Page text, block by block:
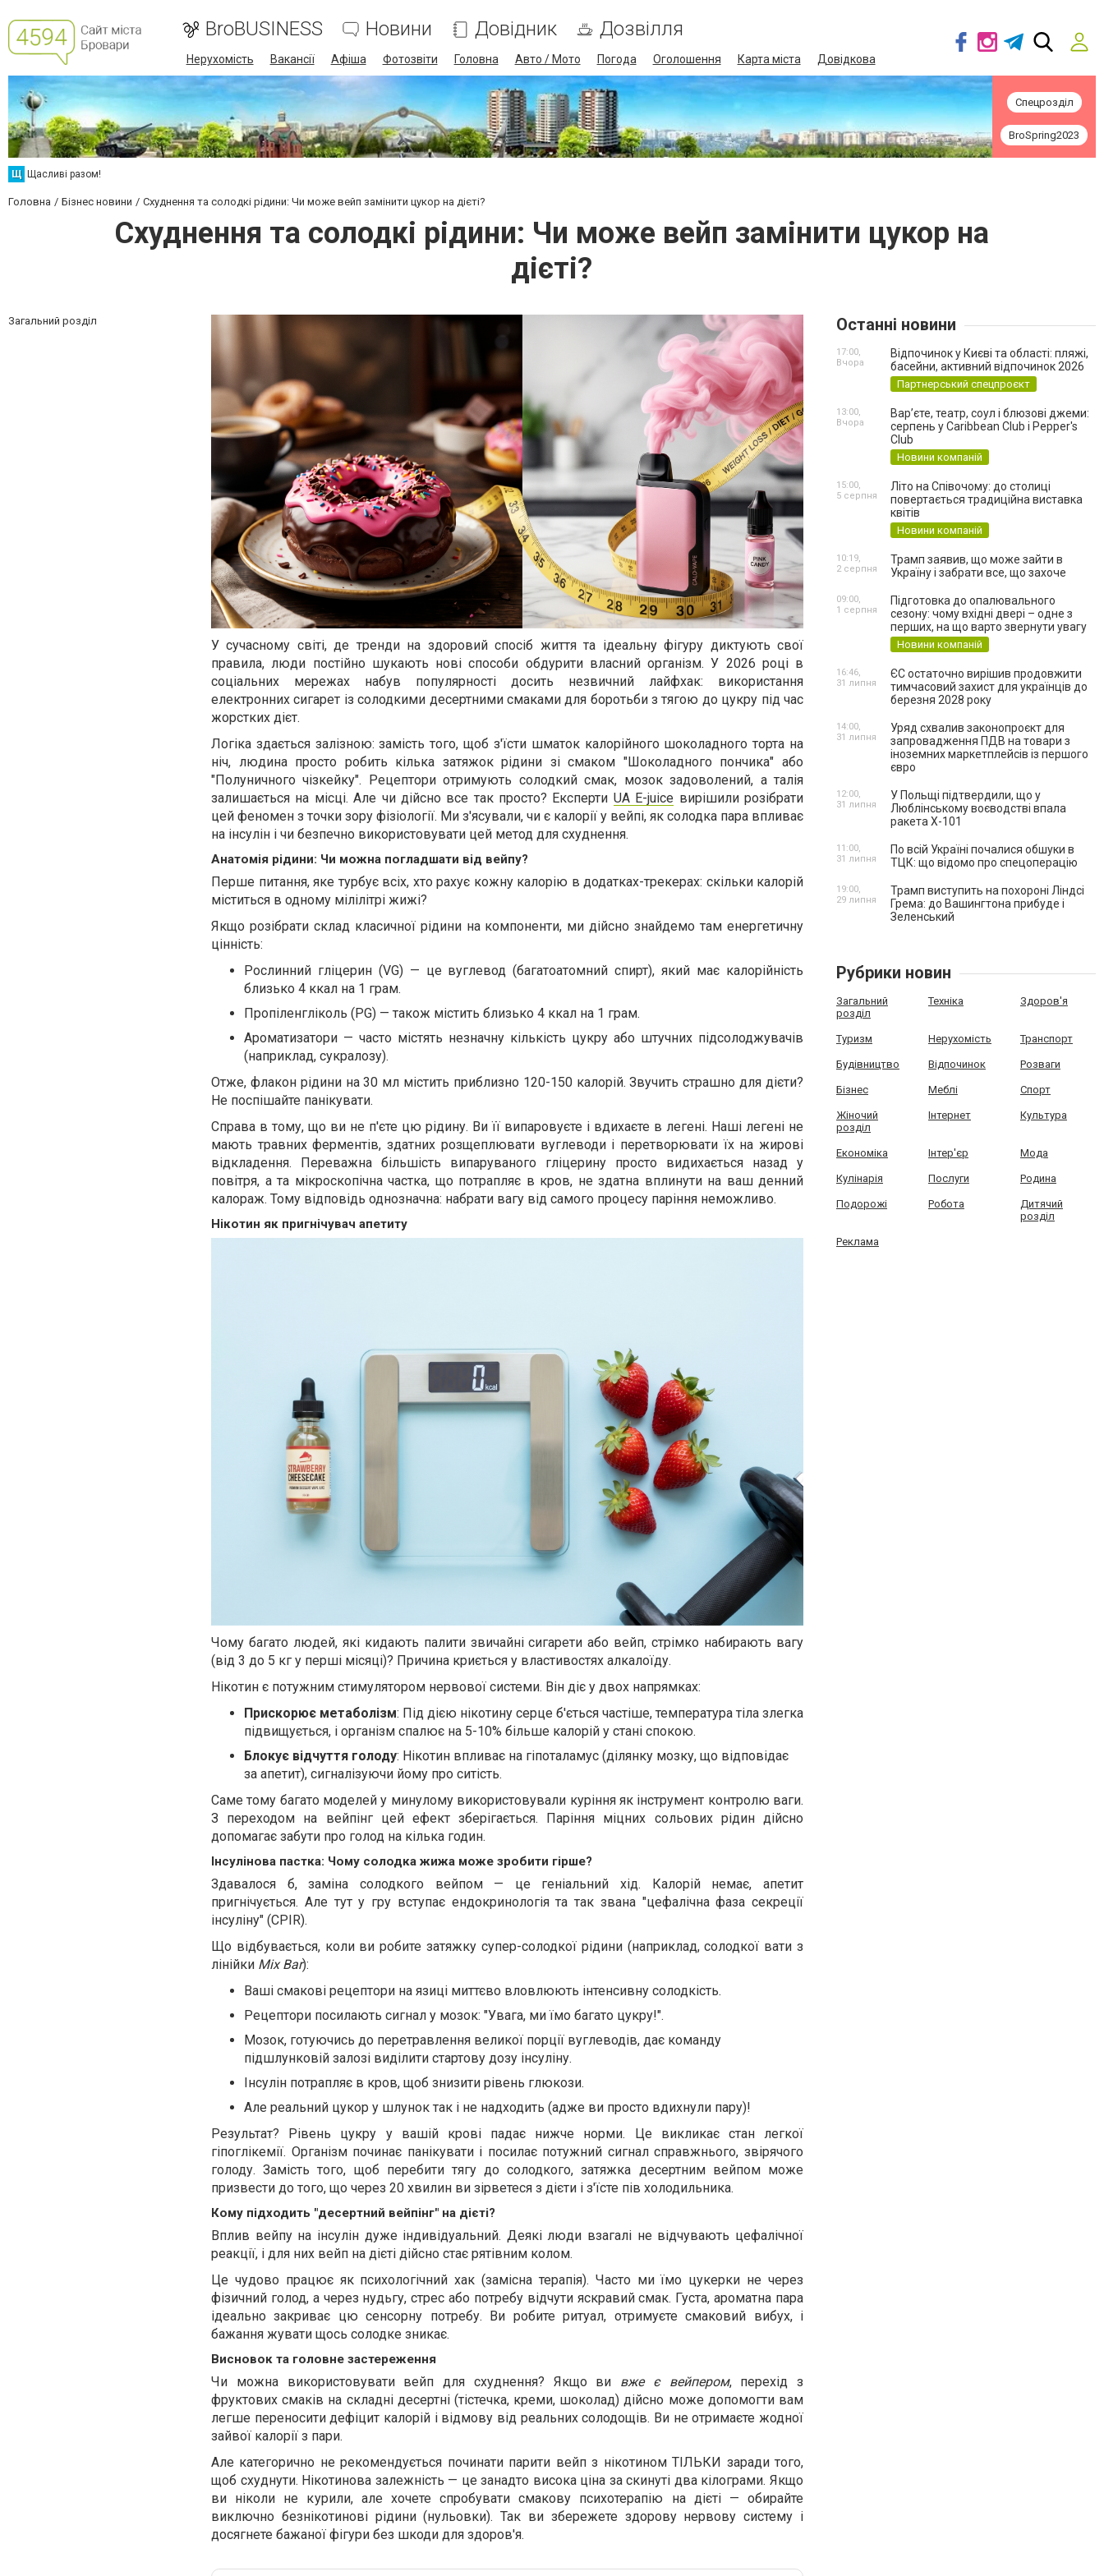
BroBUSINESS Новини Довідник Дозвілля
Нерухомість Вакансії Афіша Фотозвіти Головна Авто / Мото Погода Оголошення Карта міста Довідкова
Спецрозділ
BroSpring2023
Щ Щасливі разом!
Головна Бізнес новини Схуднення та солодкі рідини: Чи може вейп замінити цукор на дієті?
Схуднення та солодкі рідини: Чи може вейп замінити цукор на
дієті?
Загальний розділ
У сучасному світі, де тренди на здоровий спосіб життя та ідеальну фігуру диктують свої
правила, люди постійно шукають нові способи обдурити власний організм. У 2026 році в
соціальних мережах набув популярності досить незвичний лайфхак: використання
електронних сигарет із солодкими десертними смаками для боротьби з тягою до цукру під час
жорстких дієт.
Логіка здається залізною: замість того, щоб з'їсти шматок калорійного шоколадного торта на
ніч, людина просто робить кілька затяжок рідини зі смаком "Шоколадного пончика" або
"Полуничного чізкейку". Рецептори отримують солодкий смак, мозок задоволений, а талія
залишається на місці. Але чи дійсно все так просто? Експерти UA E-juice вирішили розібрати
цей феномен з точки зору фізіології. Ми з'ясували, чи є калорії у вейпі, як солодка пара впливає
на інсулін і чи безпечно використовувати цей метод для схуднення.
Анатомія рідини: Чи можна погладшати від вейпу?
Перше питання, яке турбує всіх, хто рахує кожну калорію в додатках-трекерах: скільки калорій
міститься в одному мілілітрі жижі?
Якщо розібрати склад класичної рідини на компоненти, ми дійсно знайдемо там енергетичну
цінність:
Рослинний гліцерин (VG) — це вуглевод (багатоатомний спирт), який має калорійність
близько 4 ккал на 1 грам.
Пропіленгліколь (PG) — також містить близько 4 ккал на 1 грам.
Ароматизатори — часто містять незначну кількість цукру або штучних підсолоджувачів
(наприклад, сукралозу).
Отже, флакон рідини на 30 мл містить приблизно 120-150 калорій. Звучить страшно для дієти?
Не поспішайте панікувати.
Справа в тому, що ви не п'єте цю рідину. Ви її випаровуєте і вдихаєте в легені. Наші легені не
мають травних ферментів, здатних розщеплювати вуглеводи і перетворювати їх на жирові
відкладення. Переважна більшість випаруваного гліцерину просто видихається назад у
повітря, а та мікроскопічна частка, що потрапляє в кров, не здатна вплинути на ваш денний
калораж. Тому відповідь однозначна: набрати вагу від самого процесу паріння неможливо.
Нікотин як пригнічувач апетиту
Чому багато людей, які кидають палити звичайні сигарети або вейп, стрімко набирають вагу
(від 3 до 5 кг у перші місяці)? Причина криється у властивостях алкалоїду.
Нікотин є потужним стимулятором нервової системи. Він діє у двох напрямках:
Прискорює метаболізм: Під дією нікотину серце б'ється частіше, температура тіла злегка
підвищується, і організм спалює на 5-10% більше калорій у стані спокою.
Блокує відчуття голоду: Нікотин впливає на гіпоталамус (ділянку мозку, що відповідає
за апетит), сигналізуючи йому про ситість.
Саме тому багато моделей у минулому використовували куріння як інструмент контролю ваги.
З переходом на вейпінг цей ефект зберігається. Паріння міцних сольових рідин дійсно
допомагає забути про голод на кілька годин.
Інсулінова пастка: Чому солодка жижа може зробити гірше?
Здавалося б, заміна солодкого вейпом — це геніальний хід. Калорій немає, апетит
пригнічується. Але тут у гру вступає ендокринологія та так звана "цефалічна фаза секреції
інсуліну" (CPIR).
Що відбувається, коли ви робите затяжку супер-солодкої рідини (наприклад, солодкої вати з
лінійки Mix Bar):
Ваші смакові рецептори на язиці миттєво вловлюють інтенсивну солодкість.
Рецептори посилають сигнал у мозок: "Увага, ми їмо багато цукру!".
Мозок, готуючись до перетравлення великої порції вуглеводів, дає команду
підшлунковій залозі виділити стартову дозу інсуліну.
Інсулін потрапляє в кров, щоб знизити рівень глюкози.
Але реальний цукор у шлунок так і не надходить (адже ви просто вдихнули пару)!
Результат? Рівень цукру у вашій крові падає нижче норми. Це викликає стан легкої
гіпоглікемії. Організм починає панікувати і посилає потужний сигнал справжнього, звірячого
голоду. Замість того, щоб перебити тягу до солодкого, затяжка десертним вейпом може
призвести до того, що через 20 хвилин ви зірветеся з дієти і з'їсте пів холодильника.
Кому підходить "десертний вейпінг" на дієті?
Вплив вейпу на інсулін дуже індивідуальний. Деякі люди взагалі не відчувають цефалічної
реакції, і для них вейп на дієті дійсно стає рятівним колом.
Це чудово працює як психологічний хак (замісна терапія). Часто ми їмо цукерки не через
фізичний голод, а через нудьгу, стрес або потребу відчути яскравий смак. Густа, ароматна пара
ідеально закриває цю сенсорну потребу. Ви робите ритуал, отримуєте смаковий вибух, і
бажання жувати щось солодке зникає.
Висновок та головне застереження
Чи можна використовувати вейп для схуднення? Якщо ви вже є вейпером, перехід з
фруктових смаків на складні десертні (тістечка, креми, шоколад) дійсно може допомогти вам
легше переносити дефіцит калорій і відмову від реальних солодощів. Ви не отримаєте жодної
зайвої калорії з пари.
Але категорично не рекомендується починати парити вейп з нікотином ТІЛЬКИ заради того,
щоб схуднути. Нікотинова залежність — це занадто висока ціна за скинуті два кілограми. Якщо
ви ніколи не курили, але хочете спробувати смакову психотерапію на дієті — обирайте
виключно безнікотинові рідини (нульовки). Так ви збережете здорову нервову систему і
досягнете бажаної фігури без шкоди для здоров'я.
Останні новини
Відпочинок у Києві та області: пляжі,
басейни, активний відпочинок 2026
Партнерський спецпроєкт
17:00,
Вчора
Вар’єте, театр, соул і блюзові джеми:
серпень у Caribbean Club і Pepper's
Club
Новини компаній
13:00,
Вчора
Літо на Співочому: до столиці
повертається традиційна виставка
квітів
Новини компаній
15:00,
5 серпня
Трамп заявив, що може зайти в
Україну і забрати все, що захоче
10:19,
2 серпня
Підготовка до опалювального
сезону: чому вхідні двері – одне з
перших, на що варто звернути увагу
Новини компаній
09:00,
1 серпня
ЄС остаточно вирішив продовжити
тимчасовий захист для українців до
березня 2028 року
16:46,
31 липня
Уряд схвалив законопроєкт для
запровадження ПДВ на товари з
іноземних маркетплейсів із першого
євро
14:00,
31 липня
У Польщі підтвердили, що у
Люблінському воєводстві впала
ракета Х-101
12:00,
31 липня
По всій Україні почалися обшуки в
ТЦК: що відомо про спецоперацію
11:00,
31 липня
Трамп виступить на похороні Ліндсі
Грема: до Вашингтона прибуде і
Зеленський
19:00,
29 липня
Рубрики новин
Загальний
розділ
Техніка Здоров'я
Туризм Нерухомість Транспорт
Будівництво Відпочинок Розваги
Бізнес Меблі Спорт
Жіночий
розділ
Інтернет Культура
Економіка Інтер'єр Мода
Кулінарія Послуги Родина
Подорожі Робота
Дитячий
розділ
Реклама